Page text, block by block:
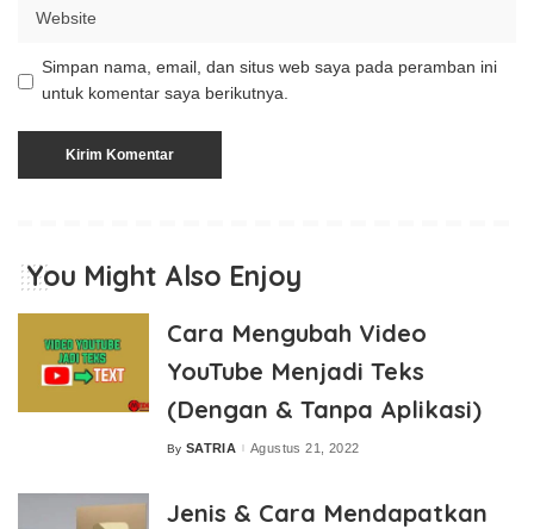
Simpan nama, email, dan situs web saya pada peramban ini
untuk komentar saya berikutnya.
You Might Also Enjoy
Cara Mengubah Video
YouTube Menjadi Teks
(Dengan & Tanpa Aplikasi)
Posted
By SATRIA Agustus 21, 2022
Jenis & Cara Mendapatkan